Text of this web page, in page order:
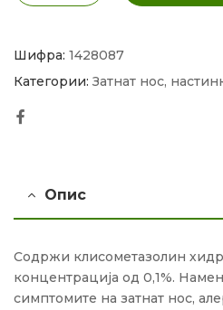
Шифра: 1428087
Категории: Затнат нос,
Опис
Содржи клисометазолин
концентрација од 0,1%.
симптомите на затнат нос,